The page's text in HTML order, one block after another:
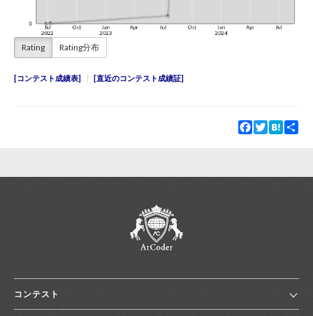
Rating Rating分布
コンテスト成績表 直近のコンテスト成績証
Facebook
TwitterHatena
コンテスト